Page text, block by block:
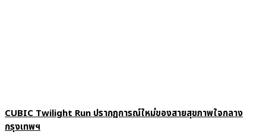
CUBIC Twilight Run ปรากฏการณ์ใหม่ของสายสุขภาพใจกลาง
กรุงเทพฯ